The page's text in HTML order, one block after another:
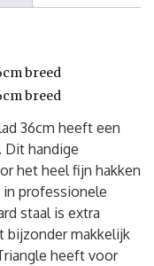
breed
breed
36cm heeft een
Dit handige
het heel fijn hakken
in professionele
staal is extra
bijzonder makkelijk
heeft voor